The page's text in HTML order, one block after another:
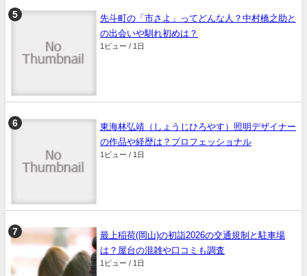
先斗町の「市さよ」ってどんな人？中村橋之助と
の出会いや馴れ初めは？
1ビュー / 1日
東海林弘靖（しょうじひろやす）照明デザイナー
の作品や経歴は？プロフェッショナル
1ビュー / 1日
最上稲荷(岡山)の初詣2026の交通規制と駐車場
は？屋台の混雑や口コミも調査
1ビュー / 1日